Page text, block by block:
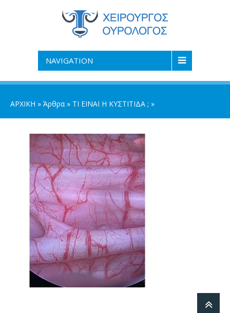
NAVIGATION
ΑΡΧΙΚΗ » Άρθρα » ΤΙ ΕΙΝΑΙ Η ΚΥΣΤΙΤΙΔΑ ; »